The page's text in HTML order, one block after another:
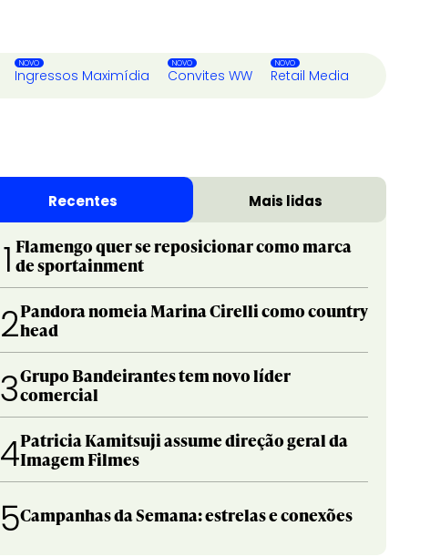
Ingressos Maximídia Convites WW Retail Media
Recentes Mais lidas
1 Flamengo quer se reposicionar como marca
de sportainment
2Pandora nomeia Marina Cirelli como country
head
3Grupo Bandeirantes tem novo líder
comercial
4Patricia Kamitsuji assume direção geral da
Imagem Filmes
5Campanhas da Semana: estrelas e conexões